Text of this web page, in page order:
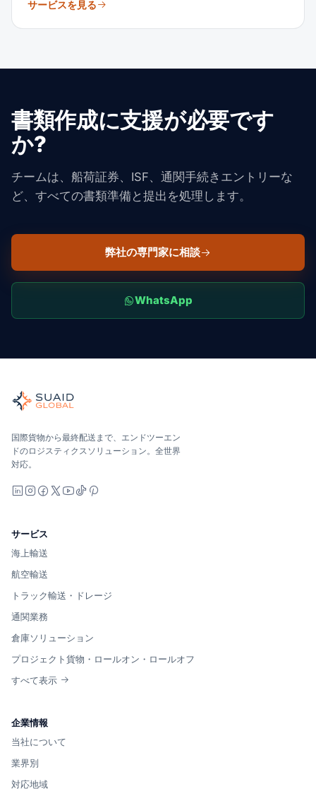
サービスを見る
書類作成に支援が必要です
か?
チームは、船荷証券、ISF、通関手続きエントリーな
ど、すべての書類準備と提出を処理します。
弊社の専門家に相談
WhatsApp
世界の海、空、陸、税関、倉庫を担当する独立した貨物オー
海洋、空、地上 — キャリア中立で比較し、オールインで見
Suaid Global はキャリア容量を販売しません。各レーンは海
国際貨物から最終配送まで、エンドツーエン
ドのロジスティクスソリューション。全世界
対応。
LinkedIn
Instagram
Facebook
X YouTube
TikTok
サービス
海上輸送
航空輸送
トラック輸送・ドレージ
通関業務
倉庫ソリューション
プロジェクト貨物・ロールオン・ロールオフ
すべて表示
企業情報
当社について
業界別
対応地域